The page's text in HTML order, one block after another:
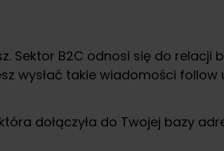
Sektor B2C odnosi się do
wysłać takie wiadomości follow
dołączyła do Twojej bazy